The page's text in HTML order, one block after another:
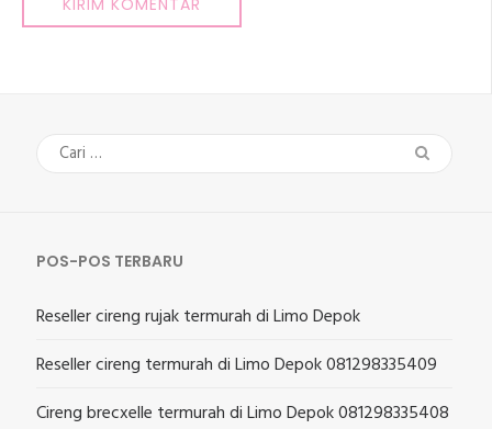
Cari
untuk:
POS-POS TERBARU
Reseller cireng rujak termurah di Limo Depok
Reseller cireng termurah di Limo Depok 081298335409
Cireng brecxelle termurah di Limo Depok 081298335408